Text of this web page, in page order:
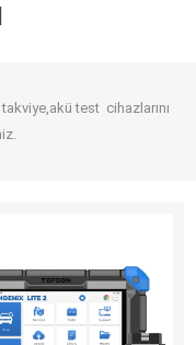
test cihazlarını